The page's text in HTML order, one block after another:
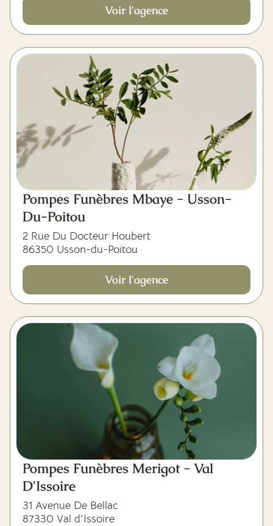
Voir l'agence
Pompes Funèbres Mbaye - Usson-
Du-Poitou
2 Rue Du Docteur Houbert
86350 Usson-du-Poitou
Voir l'agence
Pompes Funèbres Merigot - Val
D'Issoire
31 Avenue De Bellac
87330 Val d'Issoire